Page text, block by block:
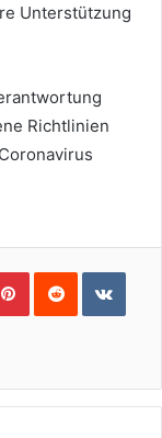
Unterstützung
Richtlinien
PinterestReddit